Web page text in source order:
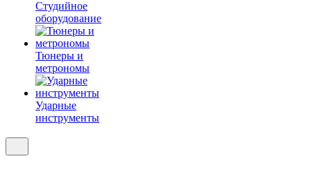
Студийное
оборудование
Тюнеры и
метрономы
Ударные
инструменты